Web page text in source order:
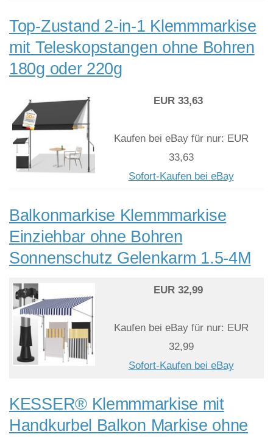
Top-Zustand 2-in-1 Klemmmarkise
mit Teleskopstangen ohne Bohren
180g oder 220g
EUR 33,63
Kaufen bei eBay für nur: EUR
33,63
Sofort-Kaufen bei eBay
Balkonmarkise Klemmmarkise
Einziehbar ohne Bohren
Sonnenschutz Gelenkarm 1.5-4M
EUR 32,99
Kaufen bei eBay für nur: EUR
32,99
Sofort-Kaufen bei eBay
KESSER® Klemmmarkise mit
Handkurbel Balkon Markise ohne